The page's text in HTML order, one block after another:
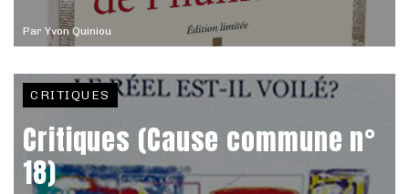
Par Yvon Quiniou
CRITIQUES
Critiques (Cause commune n°
18)